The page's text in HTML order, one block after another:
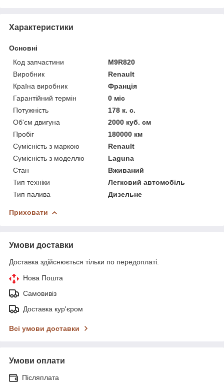
Характеристики
Основні
Код запчастини
M9R820
Виробник
Renault
Країна виробник
Франція
Гарантійний термін
0 міс
Потужність
178 к. с.
Об'єм двигуна
2000 куб. см
Пробіг
180000 км
Сумісність з маркою
Renault
Сумісність з моделлю
Laguna
Стан
Вживаний
Тип техніки
Легковий автомобіль
Тип палива
Дизельне
Приховати
Умови доставки
Доставка здійснюється тільки по передоплаті.
Нова Пошта
Самовивіз
Доставка кур'єром
Всі умови доставки
Умови оплати
Післяплата